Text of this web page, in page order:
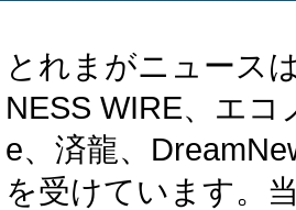
とれまがニュース
NESS WIRE、エ
e、済龍、
を受けています。